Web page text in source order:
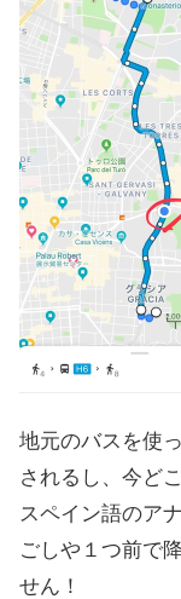
地元のバスを使
されるし、今ど
スペイン語のア
ごしや１つ前で
せん！